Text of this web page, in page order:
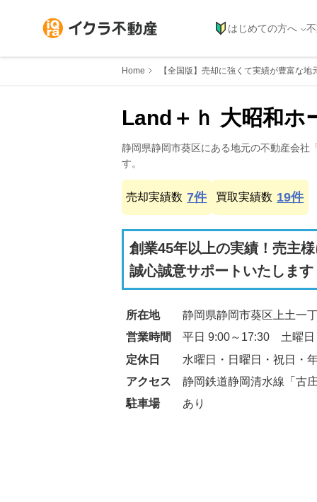
はじめての方へ
Home 【全国版】売却に強くて実績が豊富な
Land＋ｈ 大昭和ホ
静岡県静岡市葵区にある地元の不動産会社
す。
売却実績数 7件 買取実績数 19件
創業45年以上の実績！売主
誠心誠意サポートいたします
所在地
静岡県静岡市葵区上土一
営業時間
平日 9:00～17:30　土曜
定休日
水曜日・日曜日・祝日・
アクセス
静岡鉄道静岡清水線「古
駐車場
あり